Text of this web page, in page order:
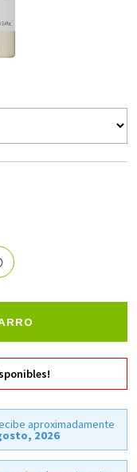
aproximadamente
2026